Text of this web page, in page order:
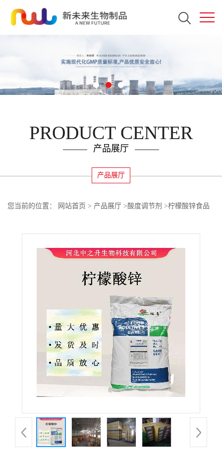
PRODUCT CENTER
产品展厅
产品展厅
您当前的位置： 网站首页 > 产品展厅 >酸度调节剂 >柠檬酸锌食品